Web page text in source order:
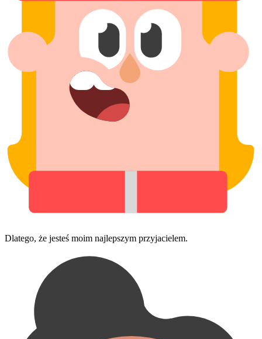
Dlatego, że jesteś moim najlepszym przyjacielem.